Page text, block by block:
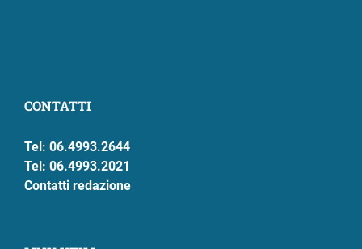
CONTATTI
Tel: 06.4993.2644
Tel: 06.4993.2021
Contatti redazione